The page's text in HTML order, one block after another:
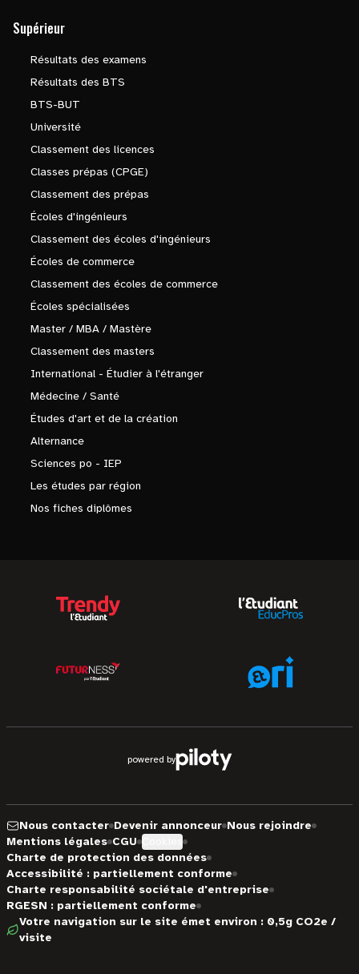
Supérieur
Résultats des examens
Résultats des BTS
BTS-BUT
Université
Classement des licences
Classes prépas (CPGE)
Classement des prépas
Écoles d'ingénieurs
Classement des écoles d'ingénieurs
Écoles de commerce
Classement des écoles de commerce
Écoles spécialisées
Master / MBA / Mastère
Classement des masters
International - Étudier à l'étranger
Médecine / Santé
Études d'art et de la création
Alternance
Sciences po - IEP
Les études par région
Nos fiches diplômes
powered by
Nous contacter Devenir annonceur Nous rejoindre
Mentions légales CGU
Charte de protection des données
Accessibilité : partiellement conforme
Charte responsabilité sociétale d'entreprise
RGESN : partiellement conforme
Votre navigation sur le site émet environ : 0,5g CO2e /
visite